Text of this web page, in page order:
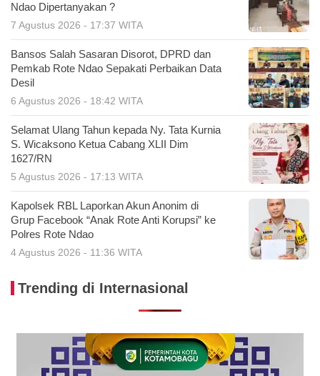
Ndao Dipertanyakan ?
7 Agustus 2026 - 17:37 WITA
Bansos Salah Sasaran Disorot, DPRD dan
Pemkab Rote Ndao Sepakati Perbaikan Data
Desil
6 Agustus 2026 - 18:42 WITA
Selamat Ulang Tahun kepada Ny. Tata Kurnia
S. Wicaksono Ketua Cabang XLII Dim
1627/RN
5 Agustus 2026 - 17:13 WITA
Kapolsek RBL Laporkan Akun Anonim di
Grup Facebook “Anak Rote Anti Korupsi” ke
Polres Rote Ndao
4 Agustus 2026 - 11:36 WITA
Trending di Internasional